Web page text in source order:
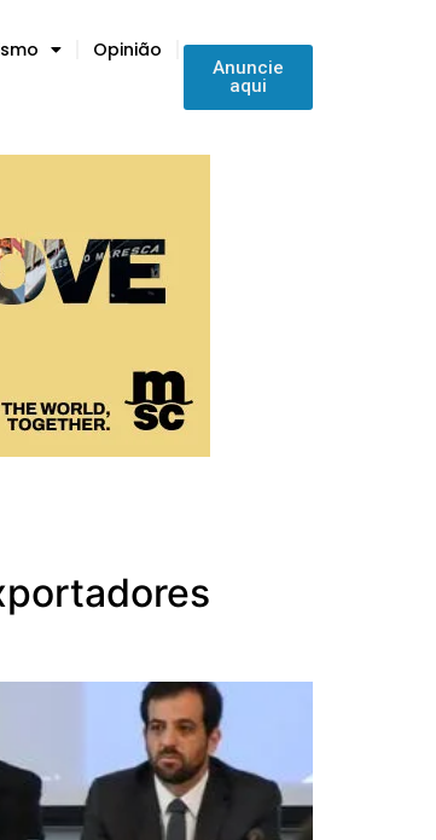
Opinião
Anuncie
aqui